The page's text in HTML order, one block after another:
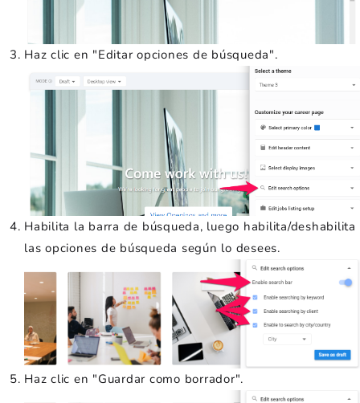
Haz clic en "Editar opciones de búsqueda".
Habilita la barra de búsqueda, luego habilita/deshabilita
las opciones de búsqueda según lo desees.
Haz clic en "Guardar como borrador".